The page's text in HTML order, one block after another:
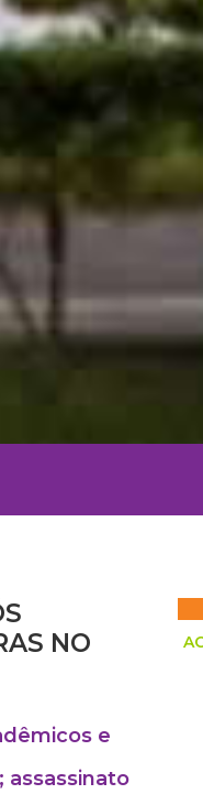
NO
e
assassinato